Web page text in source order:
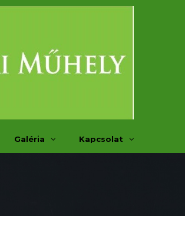
Galéria Kapcsolat